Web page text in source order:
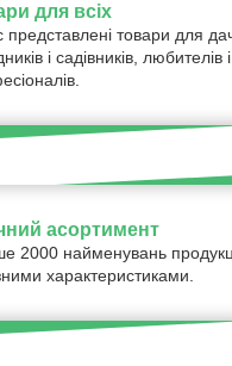
для всіх
представлені товари для
і садівників, любителів і
асортимент
2000 найменувань
характеристиками.